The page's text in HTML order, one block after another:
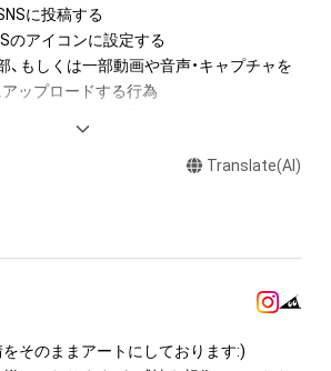
に投稿する
のアイコンに設定する
、もしくは一部動画や音声・キャプチャを
ップロードする行為
使用してメッセージカードを制作し友達に
事項
れらに限られません。)にかかる知的財産
用新案権、商標権、意匠権その他の知的財
得し、又はそれらの権利につき登録等を
Translate(AI)
そのままアートにしております:)